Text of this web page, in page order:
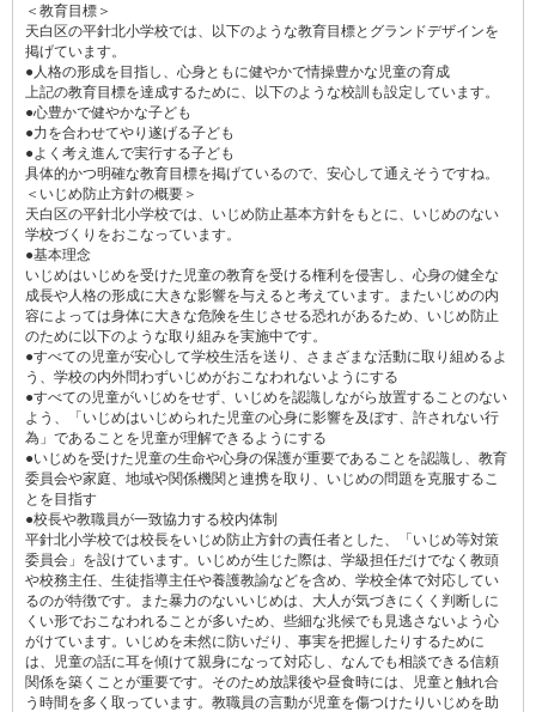
＜教育目標＞
天白区の平針北小学校では、以下のような教育目標とグランドデザインを
掲げています。
●人格の形成を目指し、心身ともに健やかで情操豊かな児童の育成
上記の教育目標を達成するために、以下のような校訓も設定しています。
●心豊かで健やかな子ども
●力を合わせてやり遂げる子ども
●よく考え進んで実行する子ども
具体的かつ明確な教育目標を掲げているので、安心して通えそうですね。
＜いじめ防止方針の概要＞
天白区の平針北小学校では、いじめ防止基本方針をもとに、いじめのない
学校づくりをおこなっています。
●基本理念
いじめはいじめを受けた児童の教育を受ける権利を侵害し、心身の健全な
成長や人格の形成に大きな影響を与えると考えています。またいじめの内
容によっては身体に大きな危険を生じさせる恐れがあるため、いじめ防止
のために以下のような取り組みを実施中です。
●すべての児童が安心して学校生活を送り、さまざまな活動に取り組めるよ
う、学校の内外問わずいじめがおこなわれないようにする
●すべての児童がいじめをせず、いじめを認識しながら放置することのない
よう、「いじめはいじめられた児童の心身に影響を及ぼす、許されない行
為」であることを児童が理解できるようにする
●いじめを受けた児童の生命や心身の保護が重要であることを認識し、教育
委員会や家庭、地域や関係機関と連携を取り、いじめの問題を克服するこ
とを目指す
●校長や教職員が一致協力する校内体制
平針北小学校では校長をいじめ防止方針の責任者とした、「いじめ等対策
委員会」を設けています。いじめが生じた際は、学級担任だけでなく教頭
や校務主任、生徒指導主任や養護教諭などを含め、学校全体で対応してい
るのが特徴です。また暴力のないいじめは、大人が気づきにくく判断しに
くい形でおこなわれることが多いため、些細な兆候でも見逃さないよう心
がけています。いじめを未然に防いだり、事実を把握したりするために
は、児童の話に耳を傾けて親身になって対応し、なんでも相談できる信頼
関係を築くことが重要です。そのため放課後や昼食時には、児童と触れ合
う時間を多く取っています。教職員の言動が児童を傷つけたりいじめを助